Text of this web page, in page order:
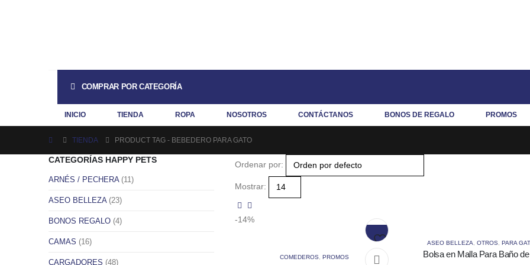
COMPRAR POR CATEGORÍA
INICIO TIENDA ROPA NOSOTROS CONTÁCTANOS BONOS DE REGALO PROMOS
TIENDA PRODUCT TAG - BEBEDERO PARA GATO
Ordenar por:
Mostrar:
-14%
Añadir a la lista de
COMEDEROS ,PROMOS
producto
productoASEO BELLEZA ,OTROS ,PARA
Bolsa en Malla Para Baño
CATEGORÍAS HAPPY PETS
ARNÉS / PECHERA (11)
ASEO BELLEZA (23)
BONOS REGALO (4)
CAMAS (16)
CARGADORES (48)